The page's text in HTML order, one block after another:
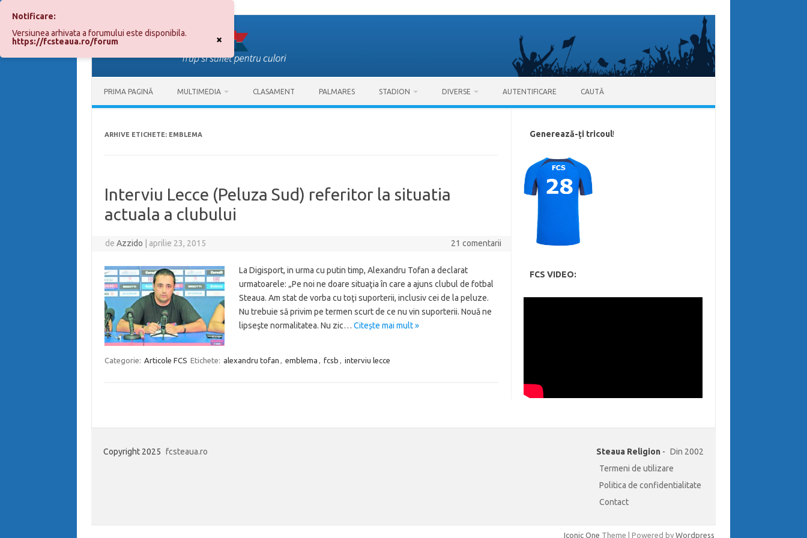
conținut
PRIMA PAGINĂ MULTIMEDIA CLASAMENT PALMARES STADION DIVERSE AUTENTIFICARE CAUTĂ
ARHIVE ETICHETE: EMBLEMA
Interviu Lecce (Peluza Sud) referitor la situatia
actuala a clubului
deAzzido aprilie 23, 2015 21 comentarii
La Digisport, in urma cu putin timp, Alexandru Tofan a declarat
urmatoarele: „Pe noi ne doare situaţia în care a ajuns clubul de fotbal
Steaua. Am stat de vorba cu toţi suporterii, inclusiv cei de la peluze.
Nu trebuie să privim pe termen scurt de ce nu vin suporterii. Nouă ne
lipseşte normalitatea. Nu zic… Citește mai mult »
Categorie: Articole FCS Etichete: alexandru tofan , emblema , fcsb , interviu lecce
Generează-ți tricoul!
FCS VIDEO:
Copyright 2025 fcsteaua.ro Steaua Religion - Din 2002
Termeni de utilizare
Politica de confidentialitate
Contact
Iconic One Theme | Powered by Wordpress
×
Notificare:
Versiunea arhivata a forumului este disponibila.
https://fcsteaua.ro/forum